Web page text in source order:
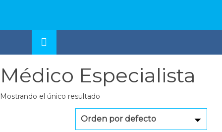
Médico Especialista
Mostrando el único resultado